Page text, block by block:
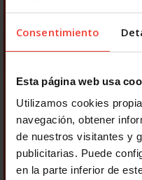
Consentimiento
Esta página web usa
Utilizamos cookies
navegación, obtener
de nuestros visitantes y
publicitarias. Puede
en la parte inferior de